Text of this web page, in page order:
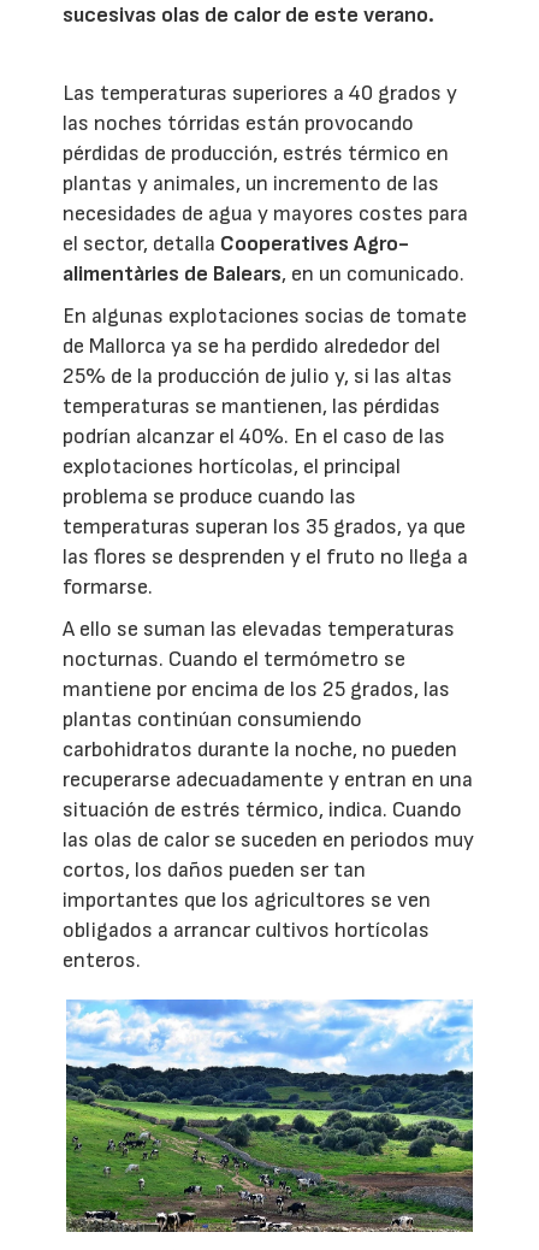
sucesivas olas de calor de este verano.
Las temperaturas superiores a 40 grados y
las noches tórridas están provocando
pérdidas de producción, estrés térmico en
plantas y animales, un incremento de las
necesidades de agua y mayores costes para
el sector, detalla Cooperatives Agro-
alimentàries de Balears, en un comunicado.
En algunas explotaciones socias de tomate
de Mallorca ya se ha perdido alrededor del
25% de la producción de julio y, si las altas
temperaturas se mantienen, las pérdidas
podrían alcanzar el 40%. En el caso de las
explotaciones hortícolas, el principal
problema se produce cuando las
temperaturas superan los 35 grados, ya que
las flores se desprenden y el fruto no llega a
formarse.
A ello se suman las elevadas temperaturas
nocturnas. Cuando el termómetro se
mantiene por encima de los 25 grados, las
plantas continúan consumiendo
carbohidratos durante la noche, no pueden
recuperarse adecuadamente y entran en una
situación de estrés térmico, indica. Cuando
las olas de calor se suceden en periodos muy
cortos, los daños pueden ser tan
importantes que los agricultores se ven
obligados a arrancar cultivos hortícolas
enteros.